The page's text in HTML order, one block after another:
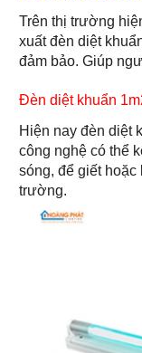
Trên thị trường
xuất đèn diệt
đảm bảo. Giúp
Đèn diệt khuẩn
Hiện nay đèn diệt
công nghệ có thể
sóng, để giết hoặc
trường.